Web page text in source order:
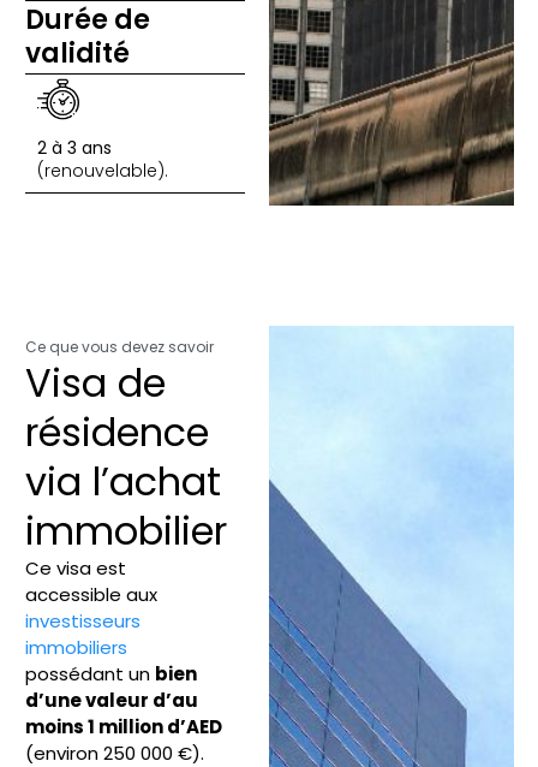
Durée de
validité
2 à 3 ans
(renouvelable).
Ce que vous devez savoir
Visa de
résidence
via l’achat
immobilier
Ce visa est
accessible aux
investisseurs
immobiliers
possédant un bien
d’une valeur d’au
moins 1 million d’AED
(environ 250 000 €).